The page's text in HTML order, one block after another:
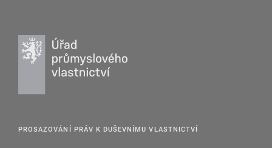
PROSAZOVÁNÍ PRÁV K DUŠEVNÍMU VLASTNICTVÍ